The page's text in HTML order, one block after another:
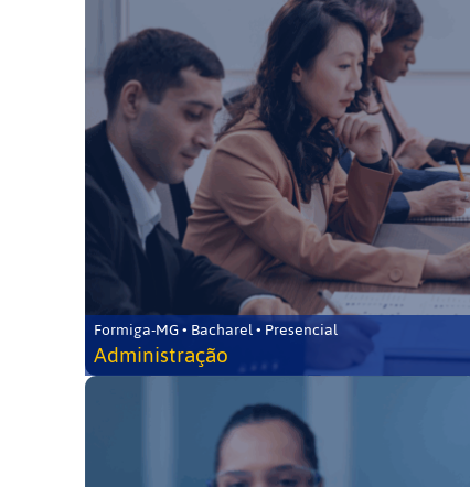
Formiga-MG • Bacharel • Presencial
Administração